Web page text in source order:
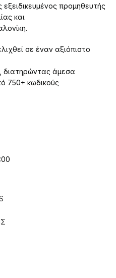
εξειδικευμένος προμηθευτής
και
σε έναν αξιόπιστο
διατηρώντας άμεσα
750+ κωδικούς